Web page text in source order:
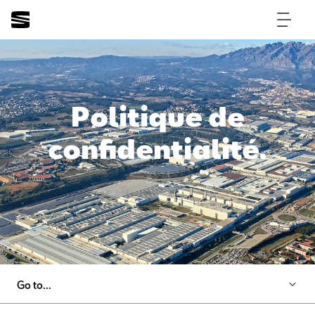
Politique de
confidentialité.
Go to...